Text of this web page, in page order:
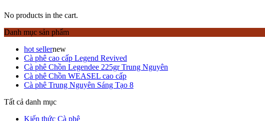
No products in the cart.
Danh mục sản phẩm
hot sellernew
Cà phê cao cấp Legend Revived
Cà phê Chồn Legendee 225gr Trung Nguyên
Cà phê Chồn WEASEL cao cấp
Cà phê Trung Nguyên Sáng Tạo 8
Tất cả danh mục
Kiến thức Cà phê